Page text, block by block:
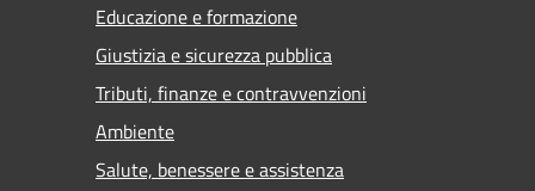
Educazione e formazione
Giustizia e sicurezza pubblica
Tributi, finanze e contravvenzioni
Ambiente
Salute, benessere e assistenza